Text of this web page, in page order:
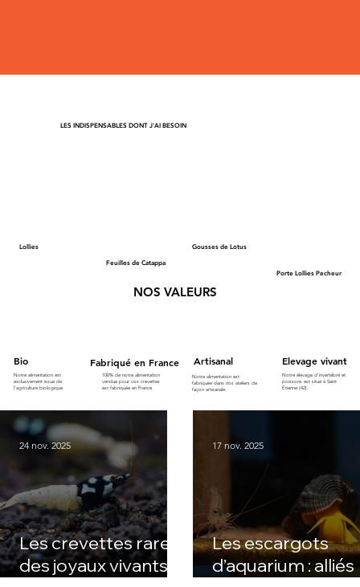
LES INDISPENSABLES DONT J'AI BESOIN
Lollies
Feuilles de Catappa
Gousses de Lotus
Porte Lollies Pecheur
NOS VALEURS
Bio
Notre alimentation est
exclusivement issue de
l'agriculture biologique
Fabriqué en France
100% de notre alimentation
vendue pour vos crevettes
est fabriquée en France
Artisanal
Notre alimentation est
fabriquée dans nos ateliers de
façon artisanale.
Elevage vivant
Notre élevage d'invertébré et
poissons est situé à Saint
Etienne (42).
Les crevettes rares :
des joyaux vivants
24 nov. 2025
Les escargots
d’aquarium : alliés
17 nov. 2025